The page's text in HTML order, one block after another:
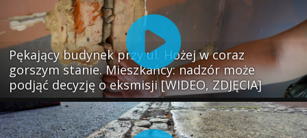
Pękający budynek przy ul. Hożej w coraz
gorszym stanie. Mieszkańcy: nadzór może
podjąć decyzję o eksmisji [WIDEO, ZDJĘCIA]